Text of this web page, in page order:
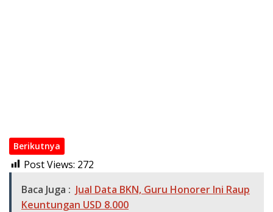
Berikutnya
Post Views: 272
Baca Juga : Jual Data BKN, Guru Honorer Ini Raup
Keuntungan USD 8.000